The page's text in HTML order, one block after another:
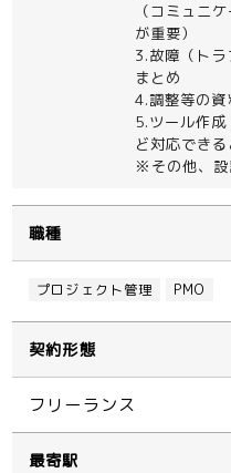
（コミュニ
が重要）
3.故障（ト
まとめ
4.調整等の
5.ツール作
ど対応できる
※その他、設
職種
プロジェクト管理 PMO
契約形態
フリーランス
最寄駅